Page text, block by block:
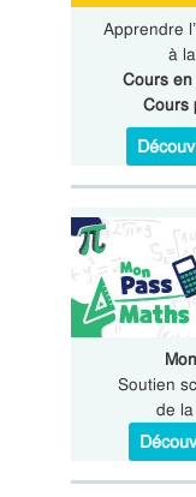
Apprendre
à
Cours
Cours
Soutien
de